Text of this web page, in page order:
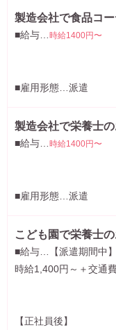
製造会社で食品コ
■給与… 時給1400円〜
■雇用形態…派遣
製造会社で栄養士
■給与… 時給1400円〜
■雇用形態…派遣
こども園で栄養士
■給与…【派遣期間中】
時給1,400円～＋交通
【正社員後】